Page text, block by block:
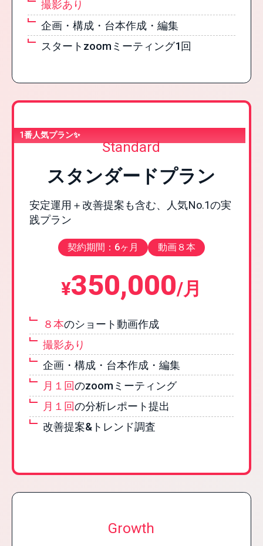
撮影あり
企画・構成・台本作成・編集
スタートzoomミーティング1回
Standard
スタンダードプラン
安定運用＋改善提案も含む、人気No.1の実
践プラン
契約期間：6ヶ月 動画８本
¥350,000/月
８本のショート動画作成
撮影あり
企画・構成・台本作成・編集
月１回のzoomミーティング
月１回の分析レポート提出
改善提案&トレンド調査
Growth